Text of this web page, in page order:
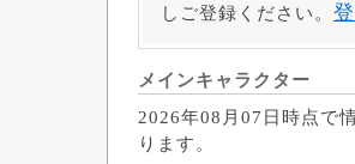
しご登録ください。
メインキャラクター
2026年08月07日時点で
ります。